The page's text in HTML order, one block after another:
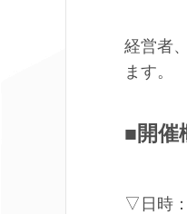
経営者
ます。
■開催
▽日時